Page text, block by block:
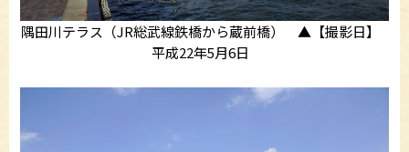
隅田川テラス（JR総武線鉄橋から蔵前橋） ▲【撮影日】
平成22年5月6日